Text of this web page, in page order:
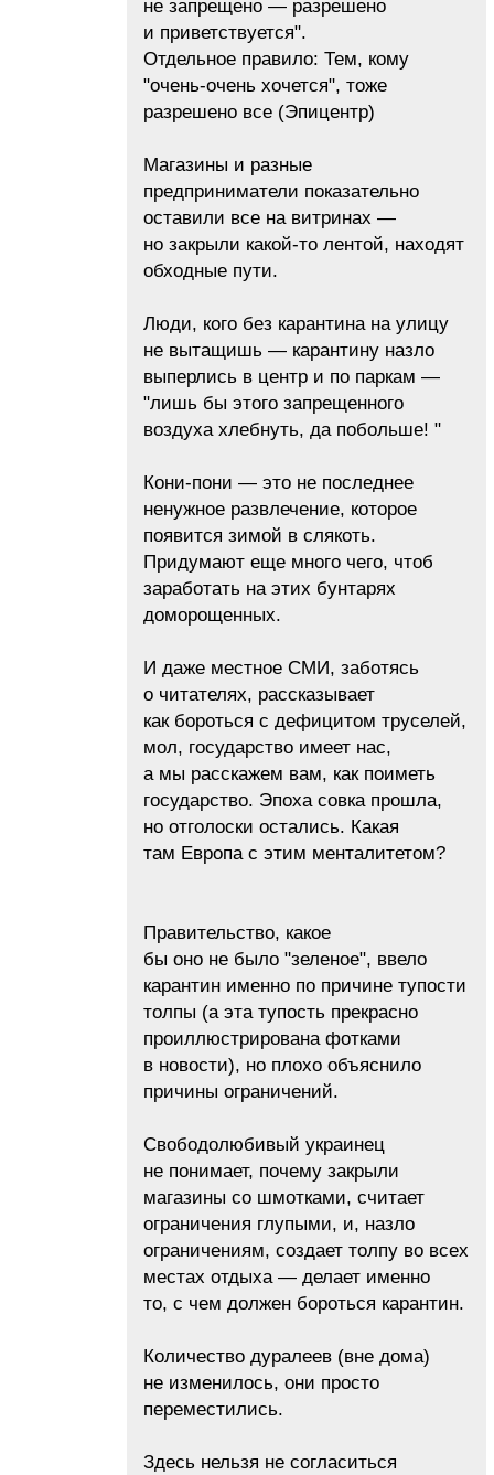
не запрещено — разрешено
и приветствуется".
Отдельное правило: Тем, кому
"очень-очень хочется", тоже
разрешено все (Эпицентр)
Магазины и разные
предприниматели показательно
оставили все на витринах —
но закрыли какой-то лентой, находят
обходные пути.
Люди, кого без карантина на улицу
не вытащишь — карантину назло
выперлись в центр и по паркам —
"лишь бы этого запрещенного
воздуха хлебнуть, да побольше! "
Кони-пони — это не последнее
ненужное развлечение, которое
появится зимой в слякоть.
Придумают еще много чего, чтоб
заработать на этих бунтарях
доморощенных.
И даже местное СМИ, заботясь
о читателях, рассказывает
как бороться с дефицитом труселей,
мол, государство имеет нас,
а мы расскажем вам, как поиметь
государство. Эпоха совка прошла,
но отголоски остались. Какая
там Европа с этим менталитетом?
Правительство, какое
бы оно не было "зеленое", ввело
карантин именно по причине тупости
толпы (а эта тупость прекрасно
проиллюстрирована фотками
в новости), но плохо объяснило
причины ограничений.
Свободолюбивый украинец
не понимает, почему закрыли
магазины со шмотками, считает
ограничения глупыми, и, назло
ограничениям, создает толпу во всех
местах отдыха — делает именно
то, с чем должен бороться карантин.
Количество дуралеев (вне дома)
не изменилось, они просто
переместились.
Здесь нельзя не согласиться